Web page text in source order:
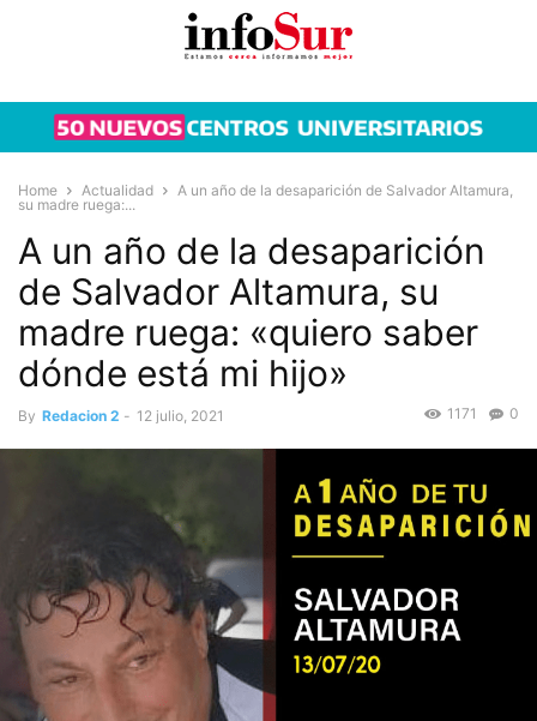
Home Actualidad
A un año de la desaparición de Salvador Altamura,
su madre ruega:...
A un año de la desaparición
de Salvador Altamura, su
madre ruega: «quiero saber
dónde está mi hijo»
By Redacion 2 - 12 julio, 2021 0
1171